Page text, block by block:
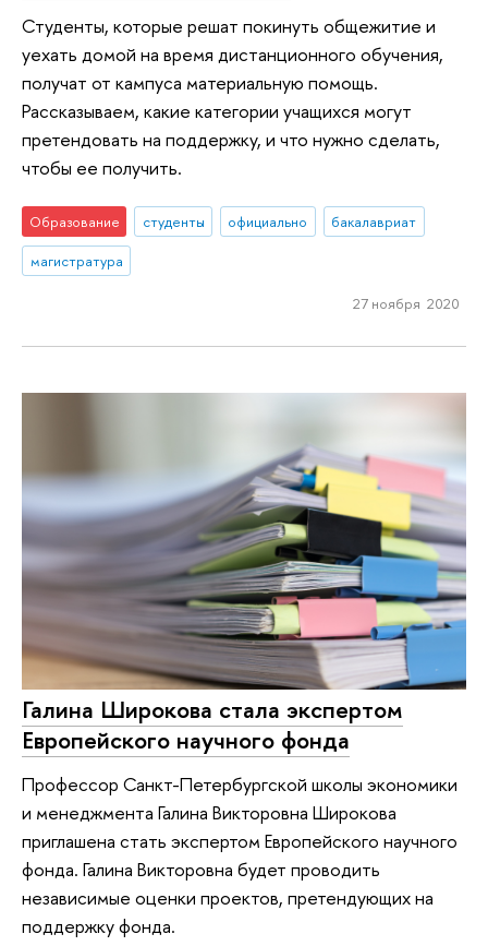
Студенты, которые решат покинуть общежитие и
уехать домой на время дистанционного обучения,
получат от кампуса материальную помощь.
Рассказываем, какие категории учащихся могут
претендовать на поддержку, и что нужно сделать,
чтобы ее получить.
Образование студенты официально
бакалавриат
магистратура
27 ноября 2020
Галина Широкова стала экспертом
Европейского научного фонда
Профессор Санкт-Петербургской школы экономики
и менеджмента Галина Викторовна Широкова
приглашена стать экспертом Европейского научного
фонда. Галина Викторовна будет проводить
независимые оценки проектов, претендующих на
поддержку фонда.